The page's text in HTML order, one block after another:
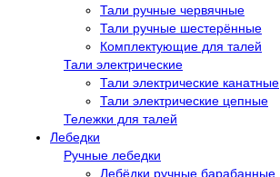
Тали ручные червячные
Тали ручные шестерённые
Комплектующие для талей
Тали электрические
Тали электрические канатные
Тали электрические цепные
Тележки для талей
Лебедки
Ручные лебедки
Лебёдки ручные барабанные